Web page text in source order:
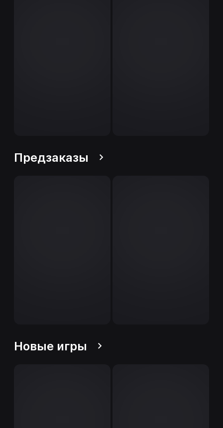
Предзаказы
Новые игры